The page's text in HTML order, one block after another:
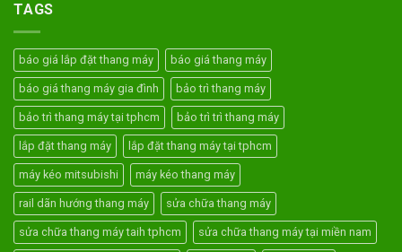
TAGS
báo giá lắp đặt thang máy báo giá thang máy
báo giá thang máy gia đình bảo trì thang máy
bảo trì thang máy tại tphcm bảo trì trì thang máy
lắp đặt thang máy lắp đặt thang máy tại tphcm
máy kéo mitsubishi máy kéo thang máy
rail dãn hướng thang máy sửa chữa thang máy
sửa chữa thang máy taih tphcm sửa chữa thang máy tại miền nam